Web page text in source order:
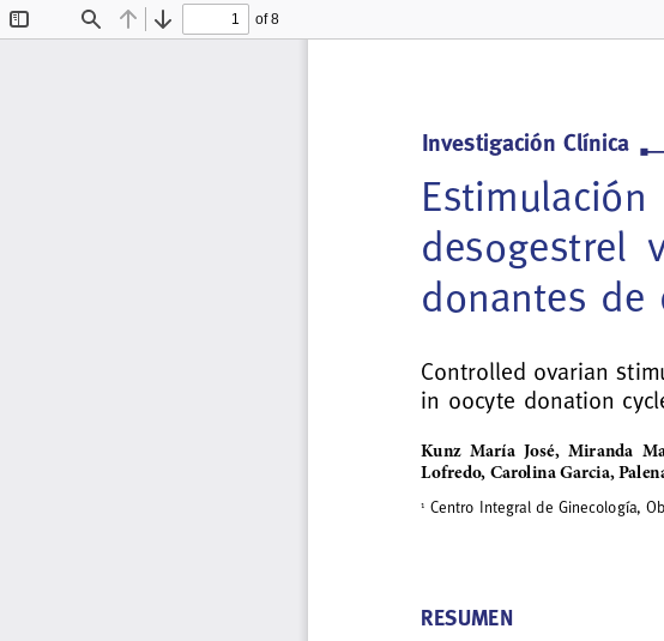
Find Previous
Next
of 8
Investigación Clínica
Estimulación
desogestrel
donantes de
Controlled ovarian
in oocyte donation
Kunz  María  José,  Miranda
Lofredo, Carolina Garcia,
1 Centro Integral de Ginecología,
RESUMEN